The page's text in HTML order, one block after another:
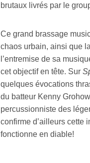
brutaux livrés par le
Ce grand brassage
chaos urbain, ainsi que
l’entremise de sa
cet objectif en tête. Sur
quelques évocations
du batteur Kenny
percussionniste des
confirme d’ailleurs cette
fonctionne en diable!